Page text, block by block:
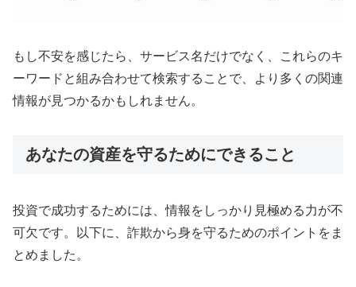
もし不安を感じたら、サービス名だけでなく、これらのキ
ーワードと組み合わせて検索することで、より多くの関連
情報が見つかるかもしれません。
あなたの資産を守るためにできること
投資で成功するためには、情報をしっかり見極める力が不
可欠です。以下に、詐欺から身を守るためのポイントをま
とめました。